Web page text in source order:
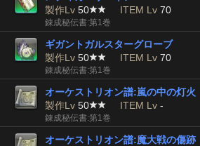
製作Lv 50 ITEM Lv 70
錬成秘伝書:第1巻
ギガントガルスターグローブ
製作Lv 50 ITEM Lv 70
錬成秘伝書:第1巻
オーケストリオン譜:嵐の中の灯火
製作Lv 50 ITEM Lv -
錬成秘伝書:第1巻
オーケストリオン譜:魔大戦の傷跡